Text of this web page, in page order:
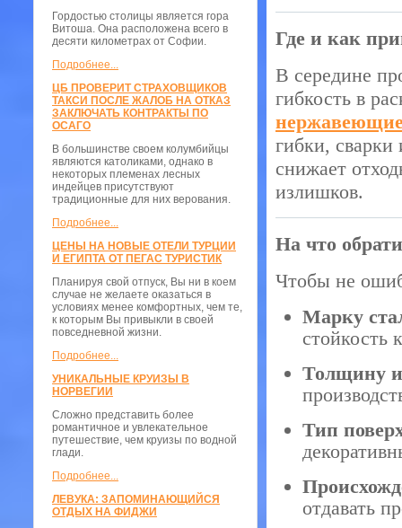
Гордостью столицы является гора
Витоша. Она расположена всего в
десяти километрах от Софии.
Подробнее...
ЦБ ПРОВЕРИТ СТРАХОВЩИКОВ
ТАКСИ ПОСЛЕ ЖАЛОБ НА ОТКАЗ
ЗАКЛЮЧАТЬ КОНТРАКТЫ ПО
ОСАГО
В большинстве своем колумбийцы
являются католиками, однако в
некоторых племенах лесных
индейцев присутствуют
традиционные для них верования.
Подробнее...
ЦЕНЫ НА НОВЫЕ ОТЕЛИ ТУРЦИИ
И ЕГИПТА ОТ ПЕГАС ТУРИСТИК
Планируя свой отпуск, Вы ни в коем
случае не желаете оказаться в
условиях менее комфортных, чем те,
к которым Вы привыкли в своей
повседневной жизни.
Подробнее...
УНИКАЛЬНЫЕ КРУИЗЫ В
НОРВЕГИИ
Сложно представить более
романтичное и увлекательное
путешествие, чем круизы по водной
глади.
Подробнее...
ЛЕВУКА: ЗАПОМИНАЮЩИЙСЯ
ОТДЫХ НА ФИДЖИ
Где и как
В середине
гибкость в
гибки, сварки
снижает
излишков.
На что
Чтобы не
Марку
стойкость
Толщину
Тип
отдавать